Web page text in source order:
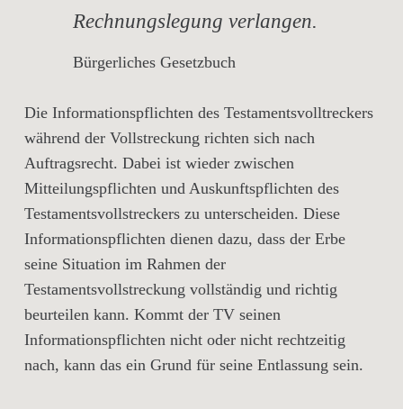
Rechnungslegung verlangen.
Bürgerliches Gesetzbuch
Die Informationspflichten des Testamentsvolltreckers
während der Vollstreckung richten sich nach
Auftragsrecht. Dabei ist wieder zwischen
Mitteilungspflichten und Auskunftspflichten des
Testamentsvollstreckers zu unterscheiden. Diese
Informationspflichten dienen dazu, dass der Erbe
seine Situation im Rahmen der
Testamentsvollstreckung vollständig und richtig
beurteilen kann. Kommt der TV seinen
Informationspflichten nicht oder nicht rechtzeitig
nach, kann das ein Grund für seine Entlassung sein.